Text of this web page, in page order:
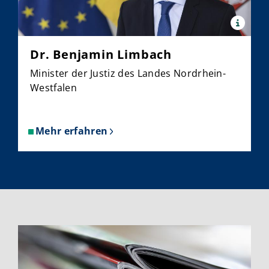
Quelle:
Ralph
Dr. Benjamin Limbach
Minister der Justiz des Landes Nordrhein-
Westfalen
Mehr erfahren über
Weitere Informationen